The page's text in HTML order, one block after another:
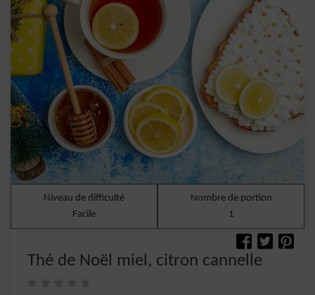
Niveau de difficulté
Facile
Nombre de portion
1
Thé de Noël miel, citron cannelle